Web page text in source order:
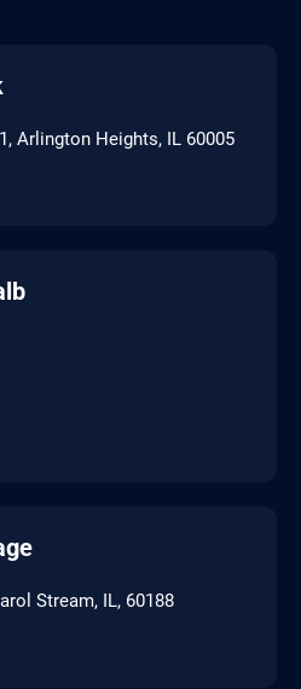
Arlington Heights, IL 60005
Stream, IL, 60188